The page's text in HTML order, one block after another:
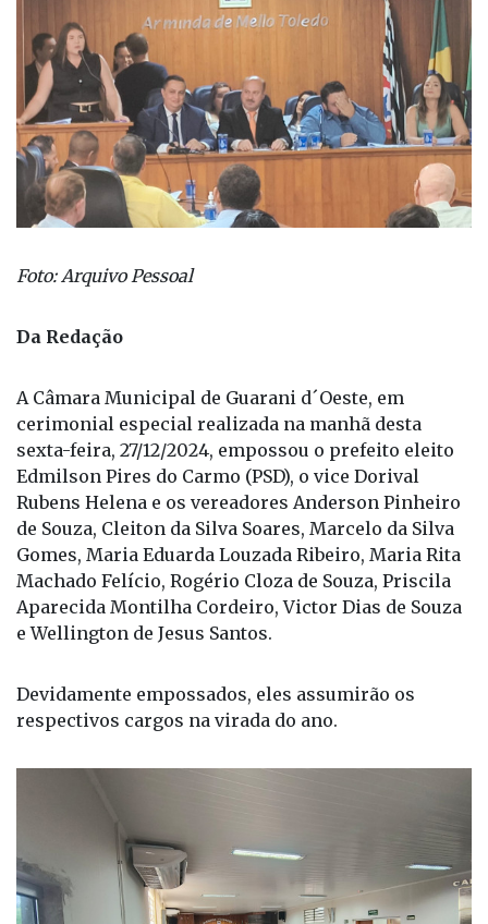
Foto: Arquivo Pessoal
Da Redação
A Câmara Municipal de Guarani d´Oeste, em
cerimonial especial realizada na manhã desta
sexta-feira, 27/12/2024, empossou o prefeito eleito
Edmilson Pires do Carmo (PSD), o vice Dorival
Rubens Helena e os vereadores Anderson Pinheiro
de Souza, Cleiton da Silva Soares, Marcelo da Silva
Gomes, Maria Eduarda Louzada Ribeiro, Maria Rita
Machado Felício, Rogério Cloza de Souza, Priscila
e Wellington de Jesus Santos.